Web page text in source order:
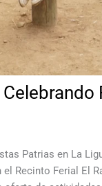
Patrias en La
Recinto Ferial El